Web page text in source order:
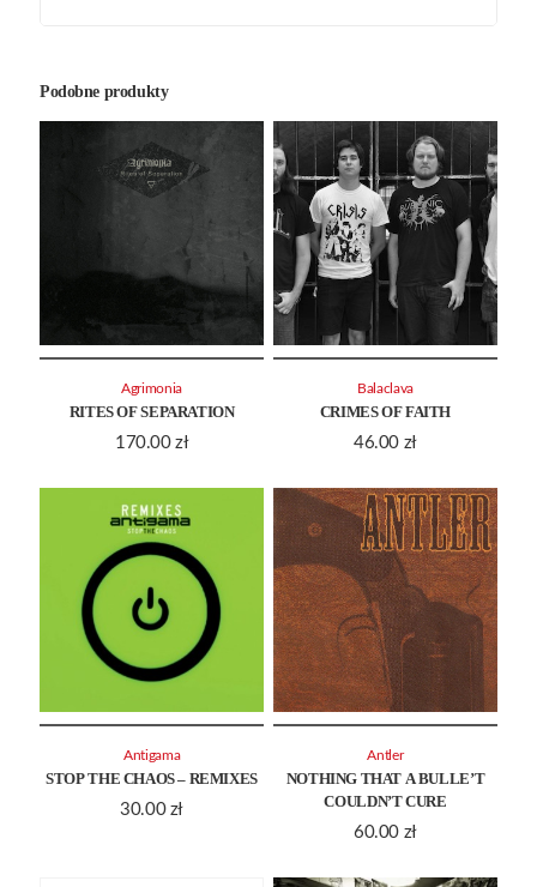
Podobne produkty
RITES OF SEPARATION
170.00 zł
Agrimonia
CRIMES OF FAITH
46.00 zł
Balaclava
STOP THE CHAOS – REMIXES
30.00 zł
Antigama
NOTHING THAT A BULLE’T
COULDN’T CURE
60.00 zł
Antler